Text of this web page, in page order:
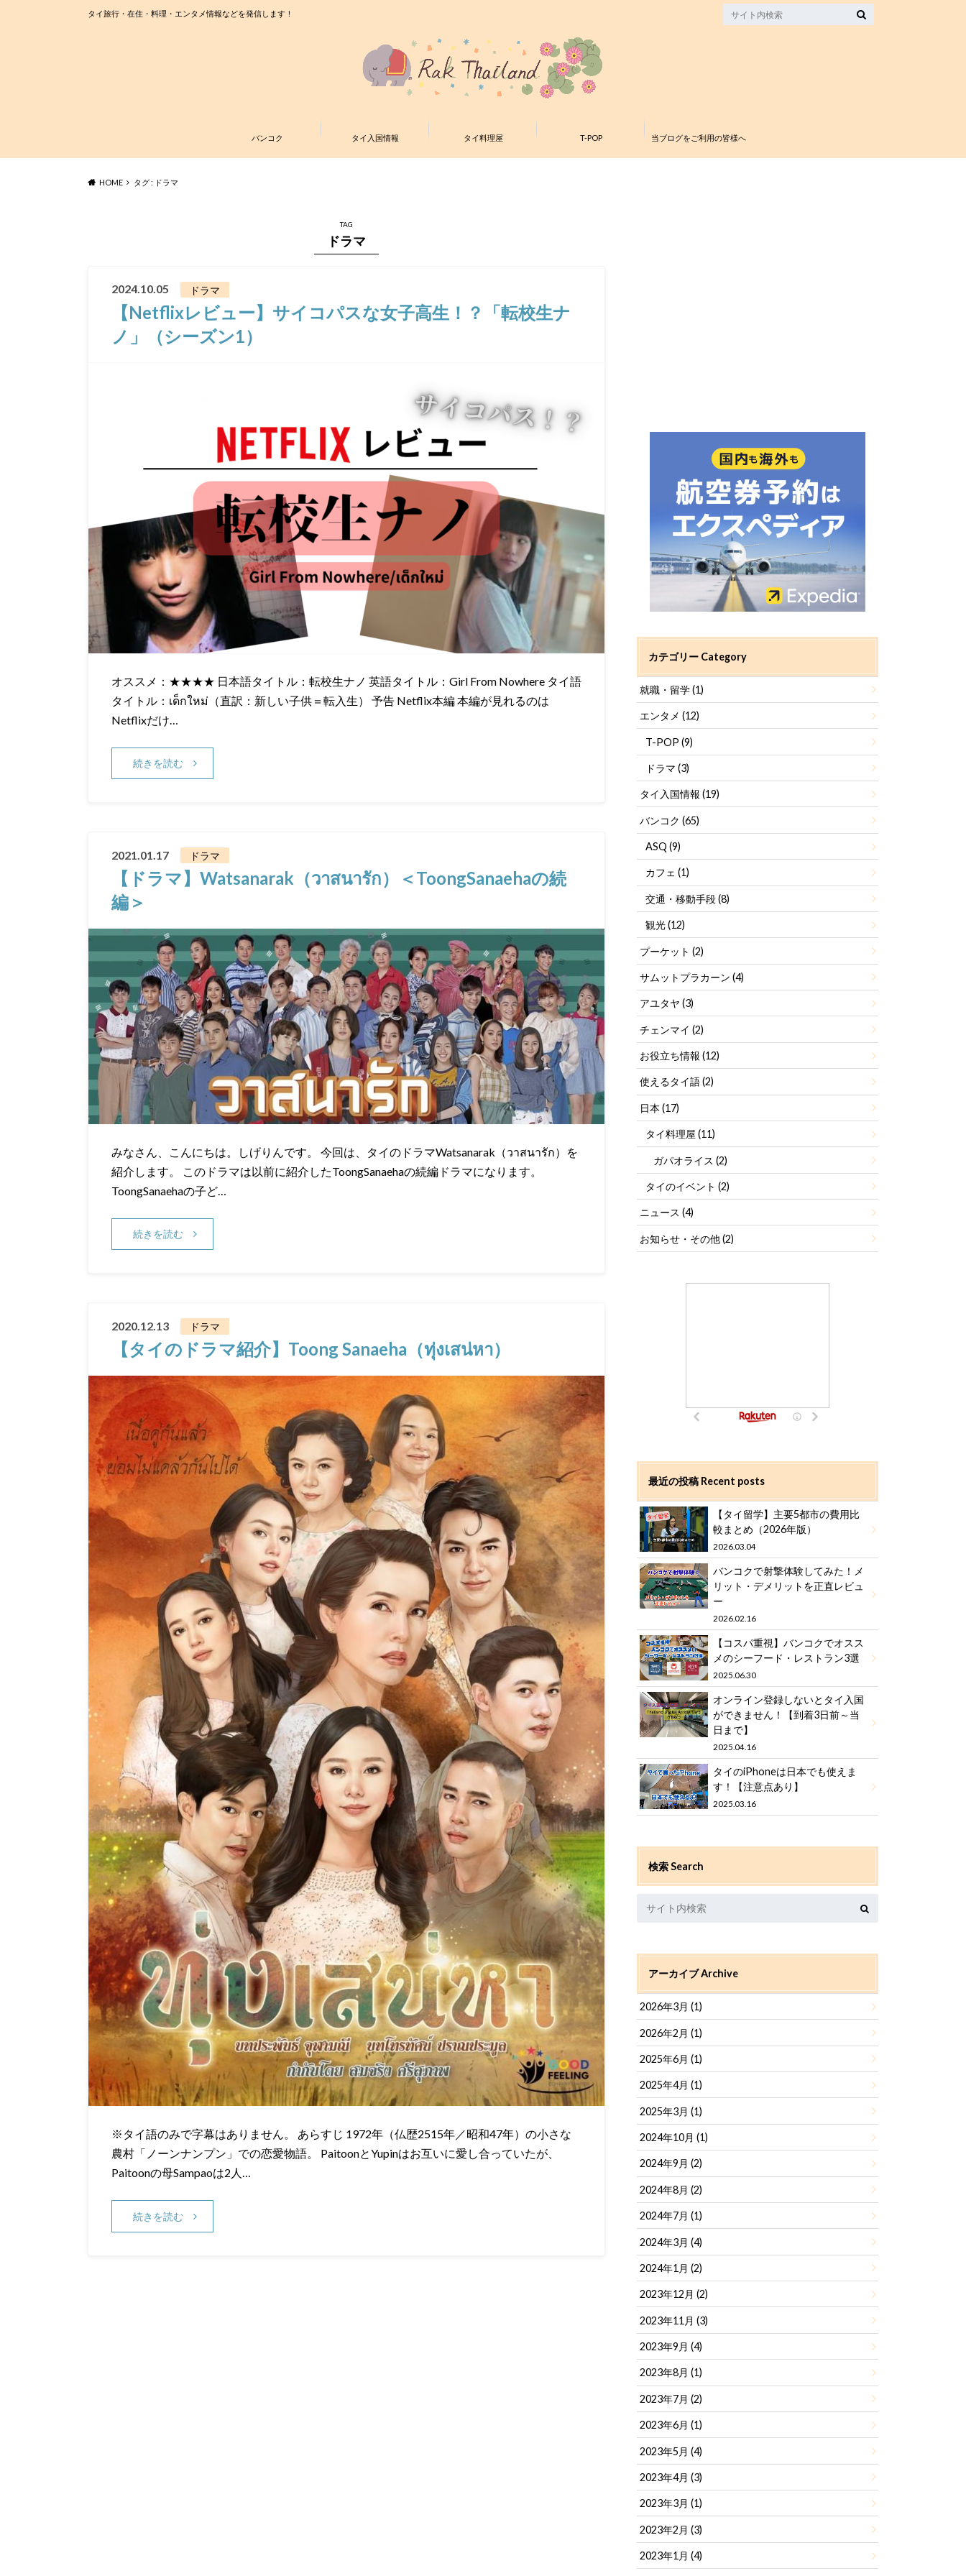
タイ旅行・在住・料理・エンタメ情報などを発信します！
バンコク タイ入国情報 タイ料理屋 T-POP 当ブログをご利用の皆様へ
HOME タグ : ドラマ
TAG
ドラマ
2024.10.05 ドラマ
【Netflixレビュー】サイコパスな女子高生！？「転校生ナ
ノ」（シーズン1）
オススメ：★★★★ 日本語タイトル：転校生ナノ 英語タイトル：Girl From Nowhere タイ語
タイトル：เด็กใหม่（直訳：新しい子供＝転入生） 予告 Netflix本編 本編が見れるのは
Netflixだけ…
続きを読む
2021.01.17 ドラマ
【ドラマ】Watsanarak（วาสนารัก）＜ToongSanaehaの続
編＞
みなさん、こんにちは。しげりんです。 今回は、タイのドラマWatsanarak（วาสนารัก）を
紹介します。 このドラマは以前に紹介したToongSanaehaの続編ドラマになります。
ToongSanaehaの子ど…
続きを読む
2020.12.13 ドラマ
【タイのドラマ紹介】Toong Sanaeha（ทุ่งเสน่หา）
※タイ語のみで字幕はありません。 あらすじ 1972年（仏歴2515年／昭和47年）の小さな
農村「ノーンナンプン」での恋愛物語。 PaitoonとYupinはお互いに愛し合っていたが、
Paitoonの母Sampaoは2人…
続きを読む
カテゴリー Category
就職・留学(1)
エンタメ(12)
T-POP (9)
ドラマ (3)
タイ入国情報(19)
バンコク(65)
ASQ (9)
カフェ (1)
交通・移動手段(8)
観光(12)
プーケット(2)
サムットプラカーン(4)
アユタヤ(3)
チェンマイ(2)
お役立ち情報(12)
使えるタイ語(2)
日本(17)
タイ料理屋 (11)
ガパオライス(2)
タイのイベント (2)
ニュース(4)
お知らせ・その他(2)
最近の投稿 Recent posts
【タイ留学】主要5都市の費用比
較まとめ（2026年版）
2026.03.04
バンコクで射撃体験してみた！メ
リット・デメリットを正直レビュ
ー
2026.02.16
【コスパ重視】バンコクでオスス
メのシーフード・レストラン3選
2025.06.30
オンライン登録しないとタイ入国
ができません！【到着3日前～当
日まで】
2025.04.16
タイのiPhoneは日本でも使えま
す！【注意点あり】
2025.03.16
検索 Search
アーカイブ Archive
2026年3月 (1)
2026年2月 (1)
2025年6月 (1)
2025年4月 (1)
2025年3月 (1)
2024年10月 (1)
2024年9月 (2)
2024年8月 (2)
2024年7月 (1)
2024年3月 (4)
2024年1月 (2)
2023年12月 (2)
2023年11月 (3)
2023年9月 (4)
2023年8月 (1)
2023年7月 (2)
2023年6月 (1)
2023年5月 (4)
2023年4月 (3)
2023年3月 (1)
2023年2月 (3)
2023年1月 (4)